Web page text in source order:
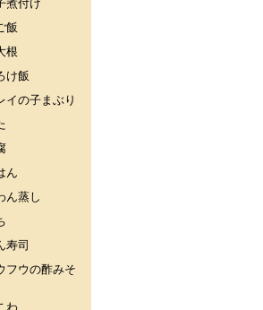
煮付け
飯
根
け飯
イの子まぶり
ん
ん蒸し
寿司
フウの酢みそ
わ